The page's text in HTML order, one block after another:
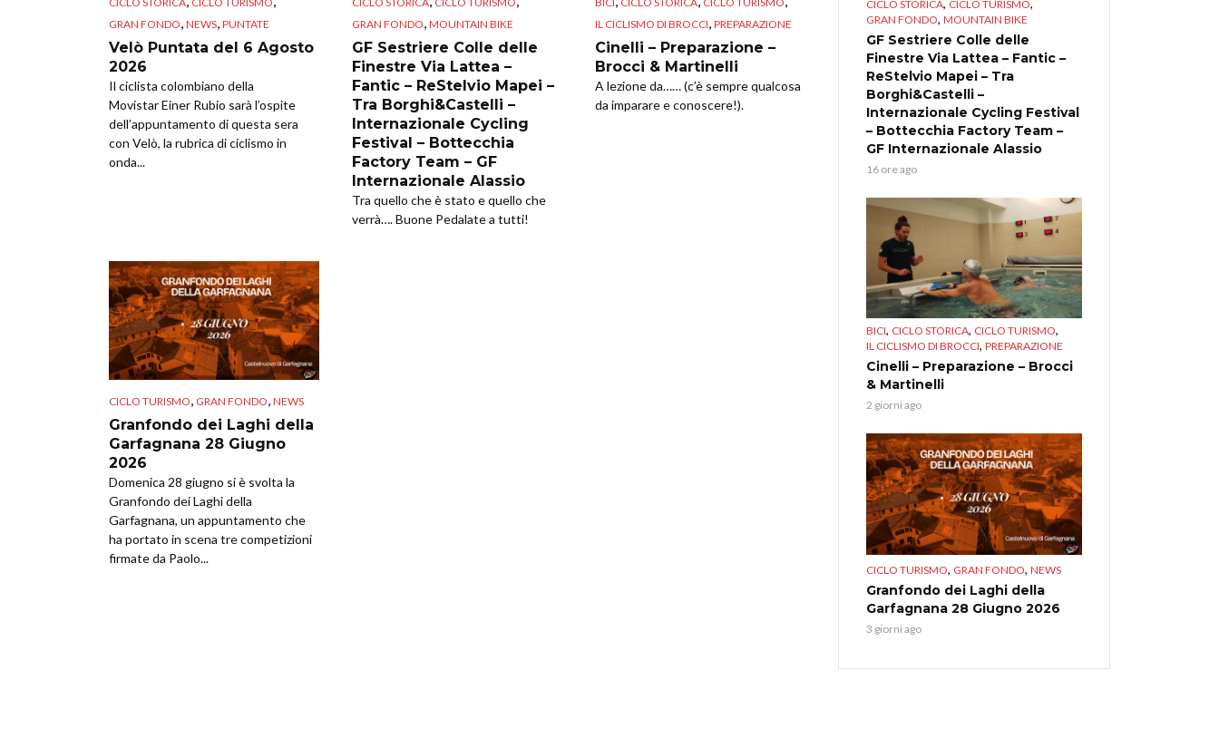
GRAN FONDO, NEWS, PUNTATE
Velò Puntata del 6 Agosto
2026
Il ciclista colombiano della
Movistar Einer Rubio sarà l’ospite
dell’appuntamento di questa sera
con Velò, la rubrica di ciclismo in
onda...
GRAN FONDO, MOUNTAIN BIKE
GF Sestriere Colle delle
Finestre Via Lattea –
Fantic – ReStelvio Mapei –
Tra Borghi&Castelli –
Internazionale Cycling
Festival – Bottecchia
Factory Team – GF
Internazionale Alassio
Tra quello che è stato e quello che
verrà…. Buone Pedalate a tutti!
IL CICLISMO DI BROCCI, PREPARAZIONE
Cinelli – Preparazione –
Brocci & Martinelli
A lezione da…… (c’è sempre qualcosa
da imparare e conoscere!).
CICLO TURISMO GRAN FONDO NEWS
Granfondo dei Laghi della
Garfagnana 28 Giugno
2026
Domenica 28 giugno si è svolta la
Granfondo dei Laghi della
Garfagnana, un appuntamento che
ha portato in scena tre competizioni
firmate da Paolo...
CICLO STORICA CICLO TURISMO
GRAN FONDO, MOUNTAIN BIKE
GF Sestriere Colle delle
Finestre Via Lattea – Fantic –
ReStelvio Mapei – Tra
Borghi&Castelli –
Internazionale Cycling Festival
– Bottecchia Factory Team –
GF Internazionale Alassio
16 ore ago
BICI, CICLO STORICA, CICLO TURISMO,
IL CICLISMO DI BROCCI, PREPARAZIONE
Cinelli – Preparazione – Brocci
& Martinelli
2 giorni ago
CICLO TURISMO, GRAN FONDO, NEWS
Granfondo dei Laghi della
Garfagnana 28 Giugno 2026
3 giorni ago